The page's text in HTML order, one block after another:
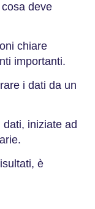
deve
chiare
importanti.
i dati da un
iniziate ad
è